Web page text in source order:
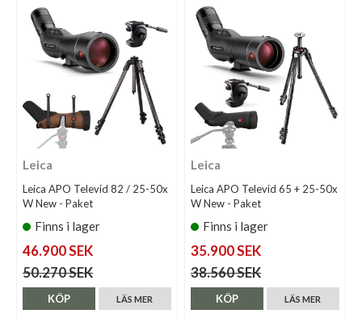
Leica
Leica APO Televid 82 / 25-50x
W New - Paket
Finns i lager
46.900 SEK
50.270 SEK
LÄS MER
KÖP
Leica
Leica APO Televid 65 + 25-50x
W New - Paket
Finns i lager
35.900 SEK
38.560 SEK
LÄS MER
KÖP